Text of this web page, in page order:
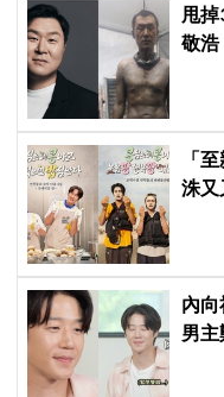
甩
敬浩
「
洙又
內向
男